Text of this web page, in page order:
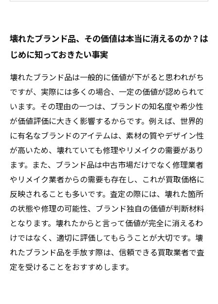
たな市場価値
まとめ：壊れたブランド品を賢く売るための買
取のコツと注意点
壊れたブランド品でも諦めない！知られざる価
値の真実と買取市場の現状
実例で見る！壊れたブランド品が高価査定され
た驚きのケーススタディ
壊れたブランド品、その価値は本当に消えるのか？は
じめに知っておきたい事実
壊れたブランド品は一般的に価値が下がると思われがち
ですが、実際には多くの場合、一定の価値が認められて
います。その理由の一つは、ブランドの知名度や希少性
が価値評価に大きく影響するからです。例えば、世界的
に有名なブランドのアイテムは、素材の質やデザイン性
が高いため、壊れていても修理やリメイクの需要があり
ます。また、ブランド品は中古市場だけでなく修理業者
やリメイク業者からの需要も存在し、これが買取価格に
反映されることも多いです。査定の際には、壊れた箇所
の状態や修理の可能性、ブランド独自の価値が判断材料
となります。壊れたからと言って価値が完全に消えるわ
けではなく、適切に評価してもらうことが大切です。壊
れたブランド品を手放す際は、信頼できる買取業者で査
定を受けることをおすすめします。